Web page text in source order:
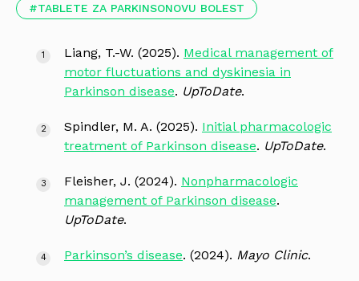
TABLETE ZA PARKINSONOVU BOLEST
Liang, T.-W. (2025). Medical management of
motor fluctuations and dyskinesia in
Parkinson disease. UpToDate.
Spindler, M. A. (2025). Initial pharmacologic
treatment of Parkinson disease. UpToDate.
Fleisher, J. (2024). Nonpharmacologic
management of Parkinson disease.
UpToDate.
Parkinson’s disease. (2024). Mayo Clinic.